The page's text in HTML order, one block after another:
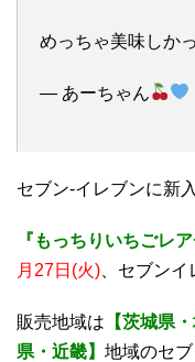
めっちゃ美味しか
— あーちゃん
セブン-イレブンに新
『もっちりいちごレ
月27日(火) 、セブン
販売地域は 【茨城県
県・近畿】 地域のセ